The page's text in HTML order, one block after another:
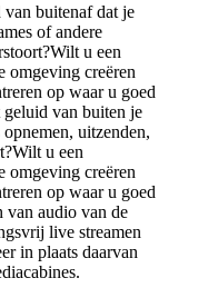
buitenaf dat je
of andere
u een
omgeving creëren
op waar u goed
geluid van buiten je
uitzenden,
u een
omgeving creëren
op waar u goed
van audio van de
live streamen
in plaats daarvan